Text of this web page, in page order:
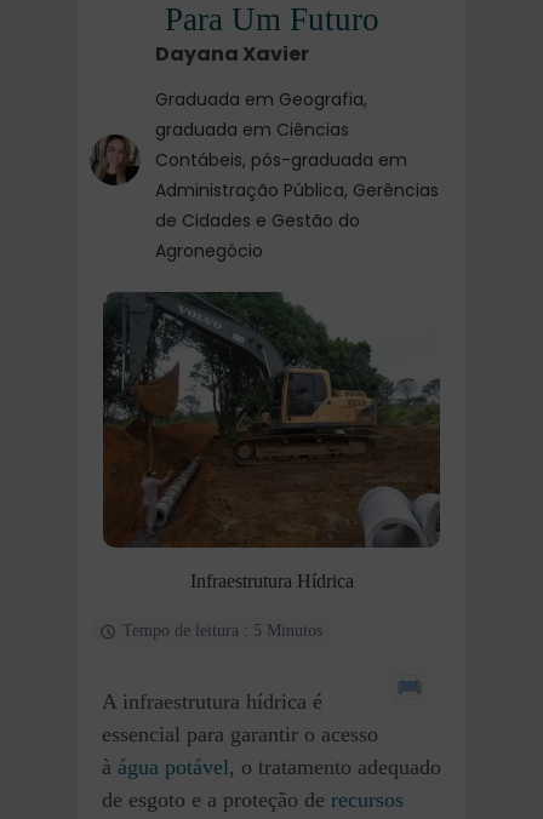
Para Um Futuro
Dayana Xavier
Graduada em Geografia,
graduada em Ciências
Contábeis, pós-graduada em
Administração Pública, Gerências
de Cidades e Gestão do
Agronegócio
Infraestrutura Hídrica
Tempo de leitura : 5 Minutos
A infraestrutura hídrica é
essencial para garantir o acesso
à água potável, o tratamento adequado
de esgoto e a proteção de recursos